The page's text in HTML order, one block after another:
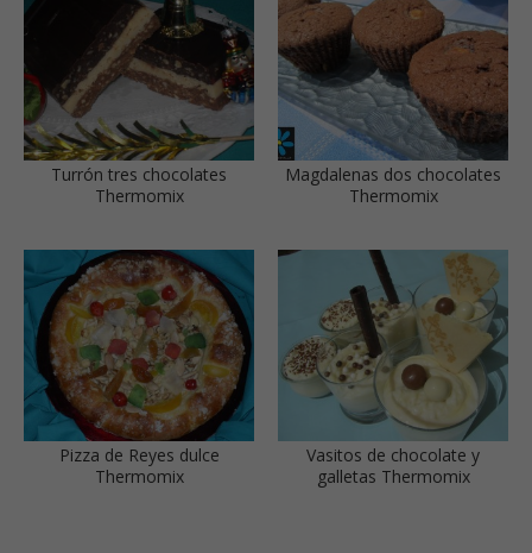
Turrón tres chocolates
Thermomix
Magdalenas dos chocolates
Thermomix
Pizza de Reyes dulce
Thermomix
Vasitos de chocolate y
galletas Thermomix